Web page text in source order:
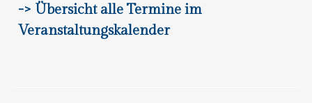
Schleißheim der
älteste Flugplatz in
Bayern – Teil 2:
Schleißheim der
älteste Flugplatz in
-> Übersicht alle Termine im
Veranstaltungskalender